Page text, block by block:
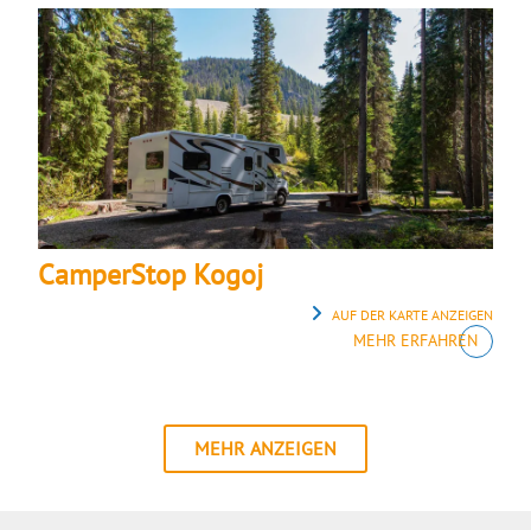
CamperStop Kogoj
AUF DER KARTE ANZEIGEN
MEHR ERFAHREN
MEHR ANZEIGEN